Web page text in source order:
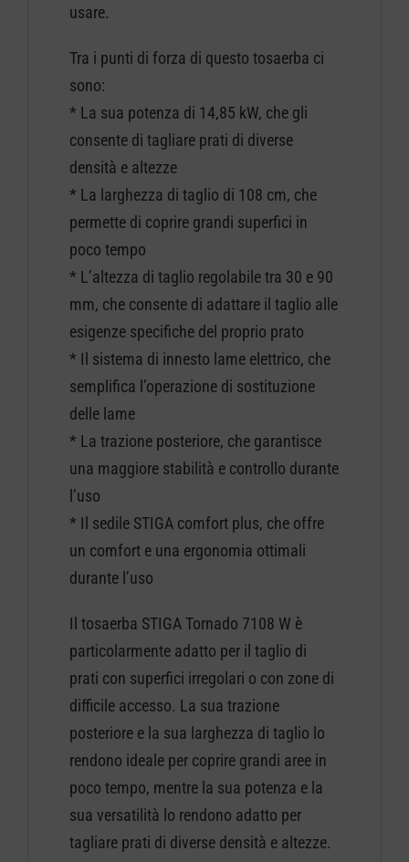
usare.
Tra i punti di forza di questo tosaerba ci
sono:
* La sua potenza di 14,85 kW, che gli
consente di tagliare prati di diverse
densità e altezze
* La larghezza di taglio di 108 cm, che
permette di coprire grandi superfici in
poco tempo
* L’altezza di taglio regolabile tra 30 e 90
mm, che consente di adattare il taglio alle
esigenze specifiche del proprio prato
* Il sistema di innesto lame elettrico, che
semplifica l’operazione di sostituzione
delle lame
* La trazione posteriore, che garantisce
una maggiore stabilità e controllo durante
l’uso
* Il sedile STIGA comfort plus, che offre
un comfort e una ergonomia ottimali
durante l’uso
Il tosaerba STIGA Tornado 7108 W è
particolarmente adatto per il taglio di
prati con superfici irregolari o con zone di
difficile accesso. La sua trazione
posteriore e la sua larghezza di taglio lo
rendono ideale per coprire grandi aree in
poco tempo, mentre la sua potenza e la
sua versatilità lo rendono adatto per
tagliare prati di diverse densità e altezze.